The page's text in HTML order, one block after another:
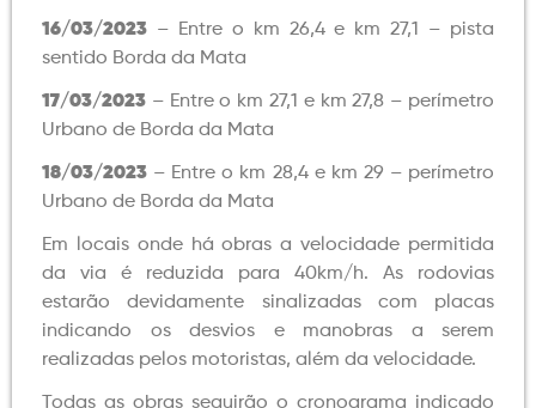
16/03/2023 – Entre o km 26,4 e km 27,1 – pista
sentido Borda da Mata
17/03/2023 – Entre o km 27,1 e km 27,8 – perímetro
Urbano de Borda da Mata
18/03/2023 – Entre o km 28,4 e km 29 – perímetro
Urbano de Borda da Mata
Em locais onde há obras a velocidade permitida
da via é reduzida para 40km/h. As rodovias
estarão devidamente sinalizadas com placas
indicando os desvios e manobras a serem
realizadas pelos motoristas, além da velocidade.
Todas as obras seguirão o cronograma indicado